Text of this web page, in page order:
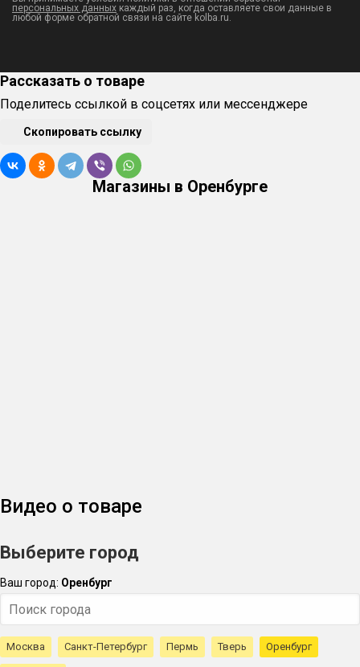
Предохранительный клапан — 1 шт.
Хомут крышки — 1 шт.
Армированное уплотнение — 1 шт.
Бак — 37 л
ФУМ лента — 1 шт.
Хомут 2 дюйма + уплотнение + заглушка — 1 шт.
персональных данных каждый раз, когда оставляете свои данные в
любой форме обратной связи на сайте kolba.ru.
Рассказать о товаре
Поделитесь ссылкой в соцсетях или мессенджере
Скопировать ссылку
Магазины в Оренбурге
Видео о товаре
Выберите город
Ваш город: Оренбург
Москва Санкт-Петербург Пермь Тверь Оренбург